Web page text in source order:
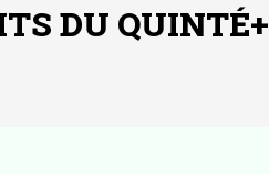
DU QUINTÉ+